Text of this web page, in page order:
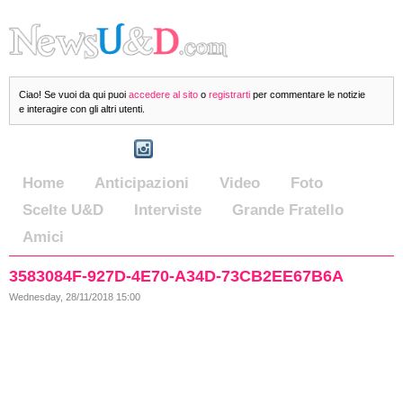
Ciao! Se vuoi da qui puoi accedere al sito o registrarti per commentare le notizie
e interagire con gli altri utenti.
Home Anticipazioni Video
Foto
Scelte U&D
Interviste
Grande Fratello
Amici
3583084F-927D-4E70-A34D-73CB2EE67B6A
Wednesday, 28/11/2018 15:00